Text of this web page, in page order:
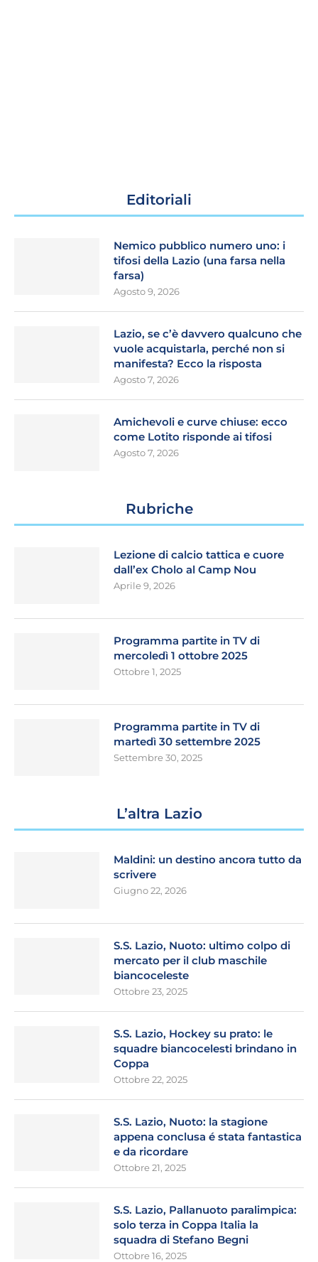
Editoriali
Nemico pubblico numero uno: i
tifosi della Lazio (una farsa nella
farsa)
Agosto 9, 2026
Lazio, se c’è davvero qualcuno che
vuole acquistarla, perché non si
manifesta? Ecco la risposta
Agosto 7, 2026
Amichevoli e curve chiuse: ecco
come Lotito risponde ai tifosi
Agosto 7, 2026
Rubriche
Lezione di calcio tattica e cuore
dall’ex Cholo al Camp Nou
Aprile 9, 2026
Programma partite in TV di
mercoledì 1 ottobre 2025
Ottobre 1, 2025
Programma partite in TV di
martedì 30 settembre 2025
Settembre 30, 2025
L’altra Lazio
Maldini: un destino ancora tutto da
scrivere
Giugno 22, 2026
S.S. Lazio, Nuoto: ultimo colpo di
mercato per il club maschile
biancoceleste
Ottobre 23, 2025
S.S. Lazio, Hockey su prato: le
squadre biancocelesti brindano in
Coppa
Ottobre 22, 2025
S.S. Lazio, Nuoto: la stagione
appena conclusa é stata fantastica
e da ricordare
Ottobre 21, 2025
S.S. Lazio, Pallanuoto paralimpica:
solo terza in Coppa Italia la
squadra di Stefano Begni
Ottobre 16, 2025